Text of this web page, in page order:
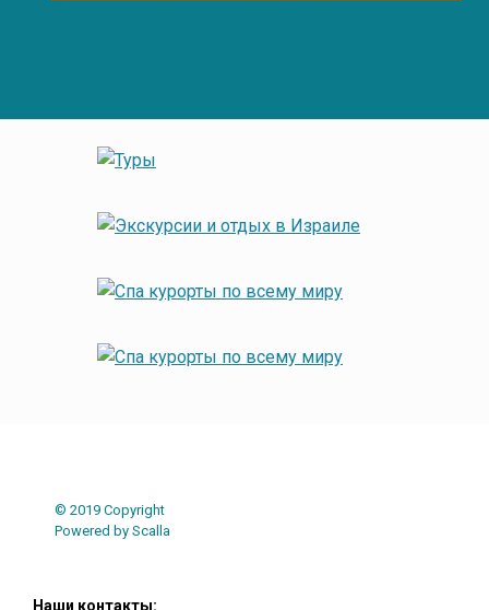
© 2019 Copyright
Powered by Scalla
Наши контакты: